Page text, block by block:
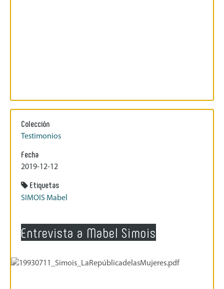
Colección
Testimonios
Fecha
2019-12-12
Etiquetas
SIMOIS Mabel
Entrevista a Mabel Simois